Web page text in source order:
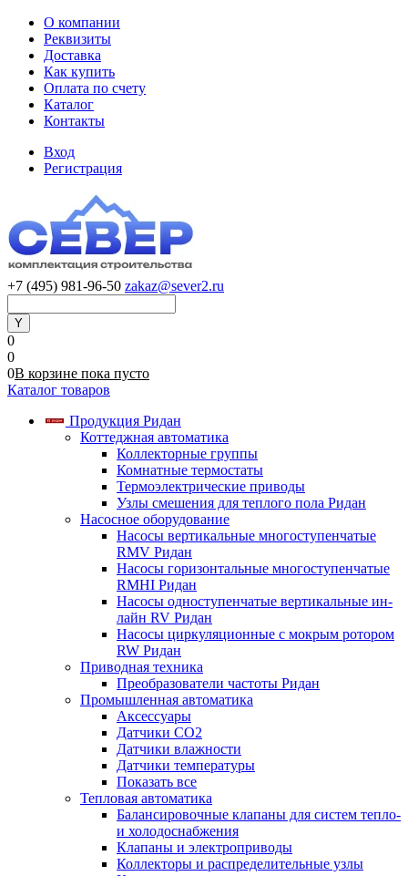
О компании
Реквизиты
Доставка
Как купить
Оплата по счету
Каталог
Контакты
Вход
Регистрация
+7 (495) 981-96-50 zakaz@sever2.ru
0
0
0В корзине пока пусто
Каталог товаров
Продукция Ридан
Коттеджная автоматика
Коллекторные группы
Комнатные термостаты
Термоэлектрические приводы
Узлы смешения для теплого пола Ридан
Насосное оборудование
Насосы вертикальные многоступенчатые
RMV Ридан
Насосы горизонтальные многоступенчатые
RMHI Ридан
Насосы одноступенчатые вертикальные ин-
лайн RV Ридан
Насосы циркуляционные с мокрым ротором
RW Ридан
Приводная техника
Преобразователи частоты Ридан
Промышленная автоматика
Аксессуары
Датчики CO2
Датчики влажности
Датчики температуры
Показать все
Тепловая автоматика
Балансировочные клапаны для систем тепло-
и холодоснабжения
Клапаны и электроприводы
Коллекторы и распределительные узлы